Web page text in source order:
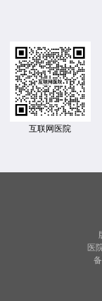
互联网医院
医